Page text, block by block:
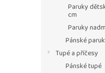
Paruky
cm
Paruky
Pánské
Tupé a příčesy
Pánské tupé